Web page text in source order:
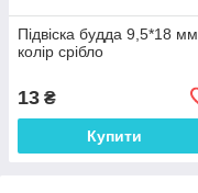
Підвіска будда 9,5*18 мм
колір срібло
13 ₴
Купити